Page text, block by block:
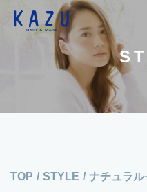
TOP / STYLE / ナチュラ